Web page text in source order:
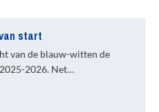
start
van de blauw-witten de
2026. Net…